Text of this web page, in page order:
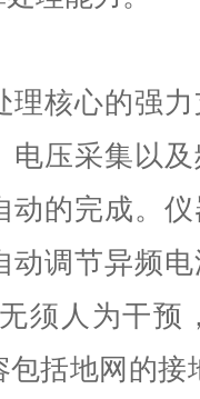
理核心的强
电压采集以
动的完成。
动调节异频
须人为干预
括地网的